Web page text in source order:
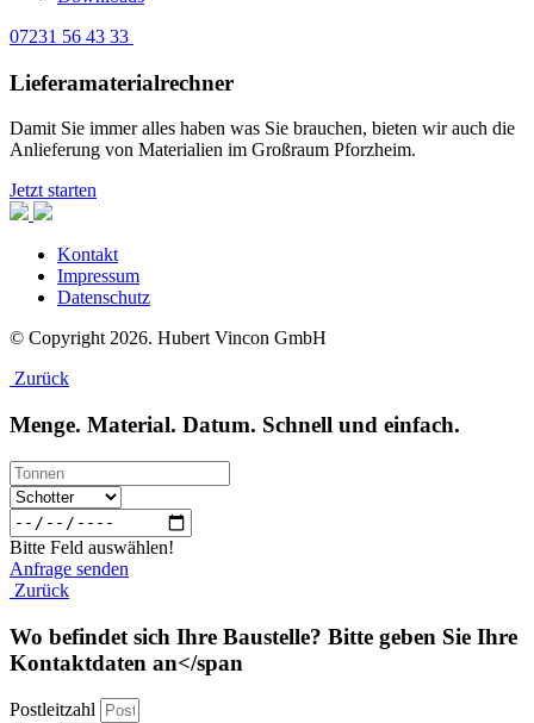
07231 56 43 33
Lieferamaterialrechner
Damit Sie immer alles haben was Sie brauchen, bieten wir auch die
Anlieferung von Materialien im Großraum Pforzheim.
Jetzt starten
Kontakt
Impressum
Datenschutz
© Copyright 2026. Hubert Vincon GmbH
Zurück
Menge. Material. Datum. Schnell und einfach.
Bitte Feld auswählen!
Anfrage senden
Zurück
Wo befindet sich Ihre Baustelle? Bitte geben Sie Ihre
Kontaktdaten an</span
Postleitzahl